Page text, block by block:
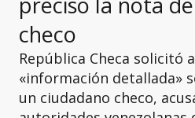
checo
República Checa solicitó
«información detallada»
un ciudadano checo,